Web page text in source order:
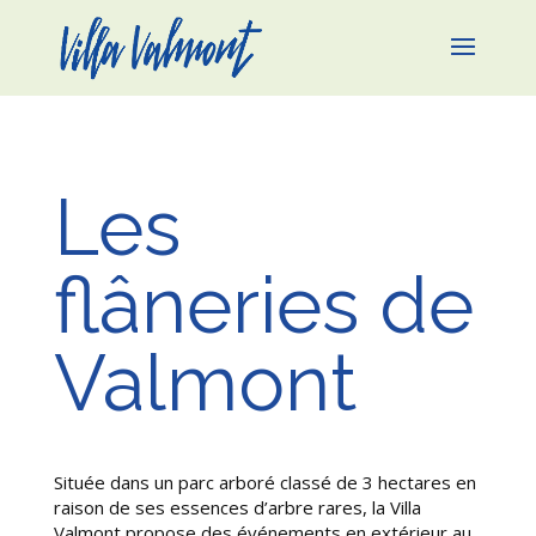
Les
flâneries de
Valmont|
Située dans un parc arboré classé de 3 hectares en
raison de ses essences d’arbre rares, la Villa